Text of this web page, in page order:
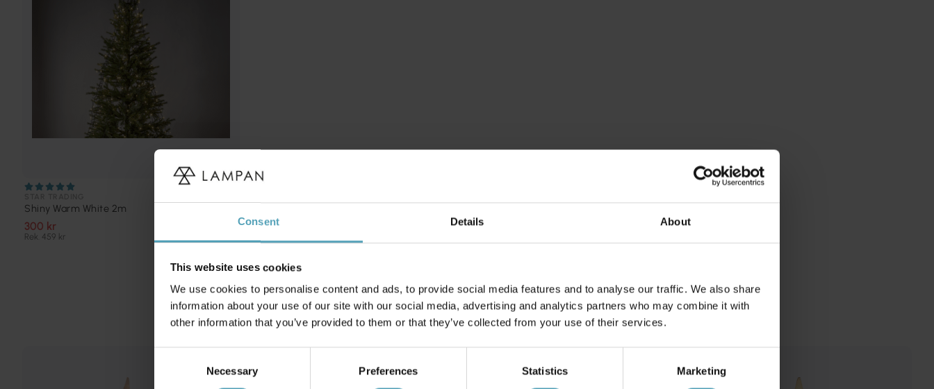
Consent Details About
This website uses cookies
We use cookies to personalise content and ads, to provide social media features and to analyse our traffic. We also share
information about your use of our site with our social media, advertising and analytics partners who may combine it with
other information that you’ve provided to them or that they’ve collected from your use of their services.
Necessary Preferences Statistics Marketing
Shiny Warm White 2m
300 kr
Rek. 459 kr
Andra köpte även